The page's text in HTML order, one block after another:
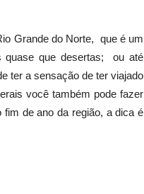
Grande do Norte, que é um
quase que desertas; ou até
ter a sensação de ter viajado
você também pode fazer
de ano da região, a dica é